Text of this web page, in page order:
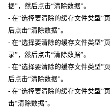
据”，然后点击“清除数据”。
- 在“选择要清除的缓存文件类型”
后点击“清除数据”。
- 在“选择要清除的缓存文件类型”
录”，然后点击“清除数据”。
- 在“选择要清除的缓存文件类型”
后点击“清除数据”。
- 在“选择要清除的缓存文件类型”
击“清除数据”。